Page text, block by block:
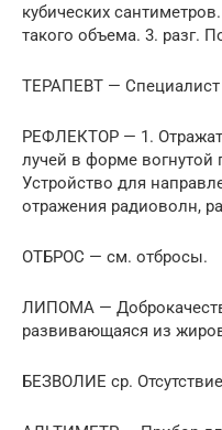
кубических
такого объема. 3. разг.
ТЕРАПЕВТ — Специалист
РЕФЛЕКТОР — 1.
лучей в форме вогнутой
Устройство для
отражения радиоволн,
ОТБРОС — см. отбросы.
ЛИПОМА —
развивающаяся из
БЕЗВОЛИЕ ср.